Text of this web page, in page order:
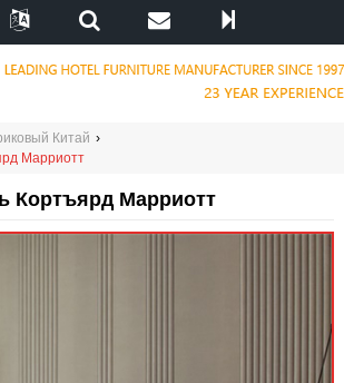
Китай ›
Марриотт
Кортъярд Марриотт